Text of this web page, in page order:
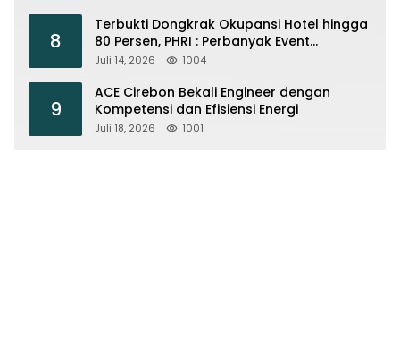
8
Terbukti Dongkrak Okupansi Hotel hingga
80 Persen, PHRI : Perbanyak Event
Olahraga di Cirebon
Juli 14, 2026 1004
9
ACE Cirebon Bekali Engineer dengan
Kompetensi dan Efisiensi Energi
Juli 18, 2026 1001